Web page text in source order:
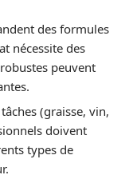
des formules
nécessite des
peuvent
(graisse, vin,
doivent
types de